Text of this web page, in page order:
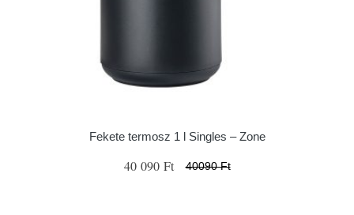
Fekete termosz 1 l Singles – Zone
40 090 Ft 40090 Ft